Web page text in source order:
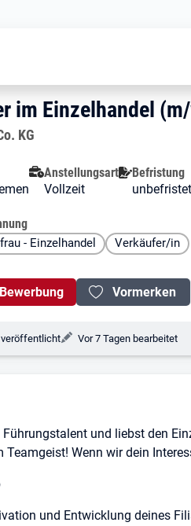
zu: Teamleiter
im
im Einzelhandel
im Einzelhandel
KG
Anstellungsart
Vollzeit
Befristung
unbefristet
- Einzelhandel Verkäufer/in
Vormerken
veröffentlicht Änderungsdatum:
Vor 7 Tagen bearbeitet
Führungstalent und liebst den
Teamgeist! Wenn wir dein
und Entwicklung deines